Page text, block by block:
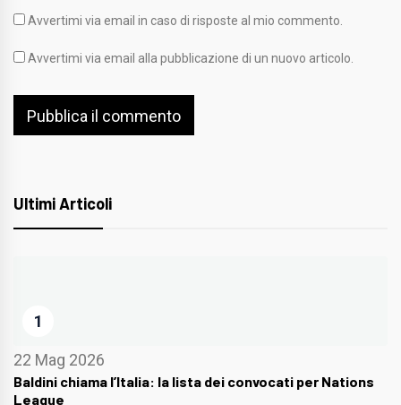
Avvertimi via email in caso di risposte al mio commento.
Avvertimi via email alla pubblicazione di un nuovo articolo.
Ultimi Articoli
1
22 Mag 2026
Baldini chiama l’Italia: la lista dei convocati per Nations
League